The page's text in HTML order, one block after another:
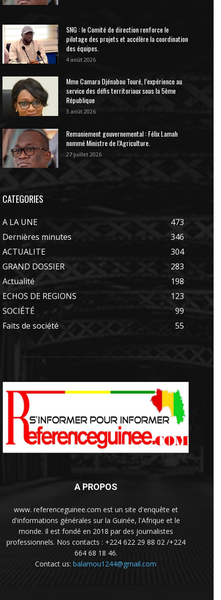
SNG : le Comité de direction renforce le
pilotage des projets et accélère la coordination
des équipes.
4 août 2026
Mme Camara Djénabou Touré, l’expérience au
service des défis territoriaux sous la 5ème
République
3 août 2026
Remaniement gouvernemental : Félix Lamah
nommé Ministre de l’Agriculture.
27 juillet 2026
CATEGORIES
A LA UNE
473
Dernières minutes
346
ACTUALITE
304
GRAND DOSSIER
283
Actualité
198
ECHOS DE REGIONS
123
SOCIÉTÉ
99
Faits de société
55
A PROPOS
www. referenceguinee.com est un site d'enquête et
d'informations générales sur la Guinée, l'Afrique et le
monde. Il est fondé en 2018 par des journalistes
professionnels. Nos contacts : +224 622 29 88 02 /+224
664 68 18 46.
Contact us: balamou1244@gmail.com